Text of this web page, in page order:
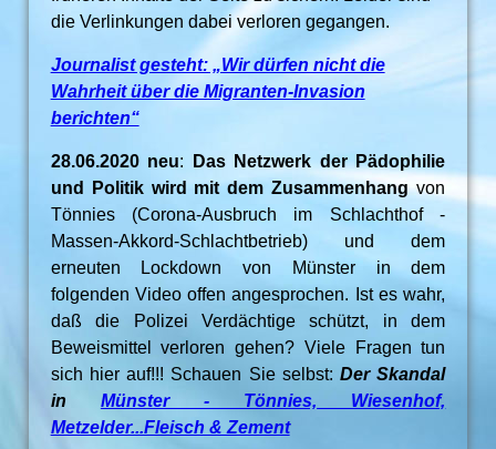
die Verlinkungen dabei verloren gegangen.
Journalist gesteht: „Wir dürfen nicht die
Wahrheit über die Migranten-Invasion
berichten“
28.06.2020 neu:
Das Netzwerk der Pädophilie
und Politik wird mit dem Zusammenhangvon
Tönnies (Corona-Ausbruch im Schlachthof -
Massen-Akkord-Schlachtbetrieb) und dem
erneuten Lockdown von Münster in dem
folgenden Video offen angesprochen. Ist es wahr,
daß die Polizei Verdächtige schützt, in dem
Beweismittel verloren gehen? Viele Fragen tun
sich hier auf!!! Schauen Sie selbst:Der Skandal
in Münster - Tönnies, Wiesenhof,
Metzelder...Fleisch & Zement